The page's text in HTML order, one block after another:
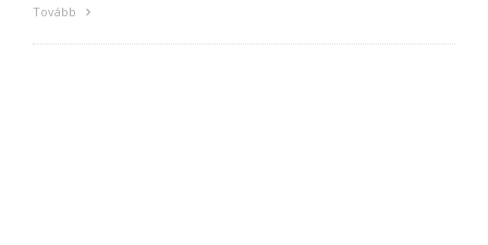
Tovább